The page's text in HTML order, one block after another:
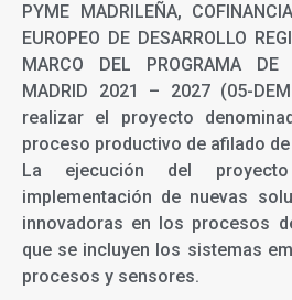
PYME MADRILEÑA,
EUROPEO DE DESARROLLO
MARCO DEL PROGRAMA
MADRID 2021 – 2027 (05-
realizar el proyecto
proceso productivo de afilado
La ejecución del
implementación de nuevas
innovadoras en los procesos
que se incluyen los sistemas
procesos y sensores.